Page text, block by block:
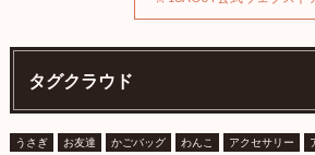
タグクラウド
うさぎ お友達 かごバッグ わんこ アクセサリー